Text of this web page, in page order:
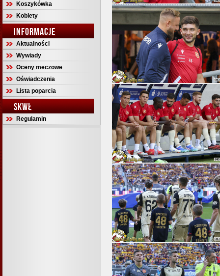
Koszykówka
Kobiety
INFORMACJE
Aktualności
Wywiady
Oceny meczowe
Oświadczenia
Lista poparcia
SKWŁ
Regulamin